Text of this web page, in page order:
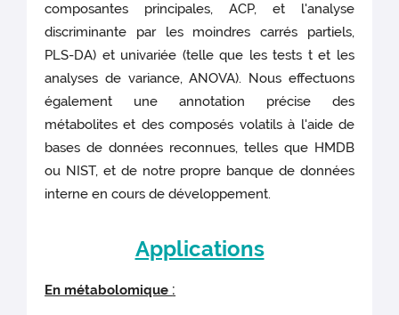
composantes principales, ACP, et l'analyse
discriminante par les moindres carrés partiels,
PLS-DA) et univariée (telle que les tests t et les
analyses de variance, ANOVA). Nous effectuons
également une annotation précise des
métabolites et des composés volatils à l'aide de
bases de données reconnues, telles que HMDB
ou NIST, et de notre propre banque de données
interne en cours de développement.
Applications
En métabolomique :